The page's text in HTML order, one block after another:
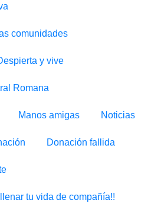
comunidades
y vive
Romana
Manos amigas Noticias
Donación fallida
tu vida de compañía!!